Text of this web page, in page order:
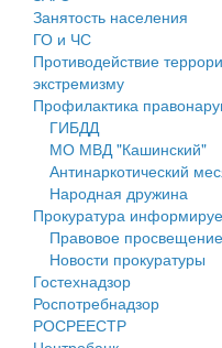
Оценка регулирующего
Деятельность МУ
Нормативы
Правила
Генеральные планы
Проекты планировки
Собрание депутатов
Городское поселение
Занятость населения
ГО и ЧС
Противодействие
экстремизму
Профилактика
ГИБДД
МО МВД "Кашинский"
Антинаркотический
Народная дружина
Прокуратура
Правовое просвещение
Новости прокуратуры
Гостехнадзор
Роспотребнадзор
РОСРЕЕСТР